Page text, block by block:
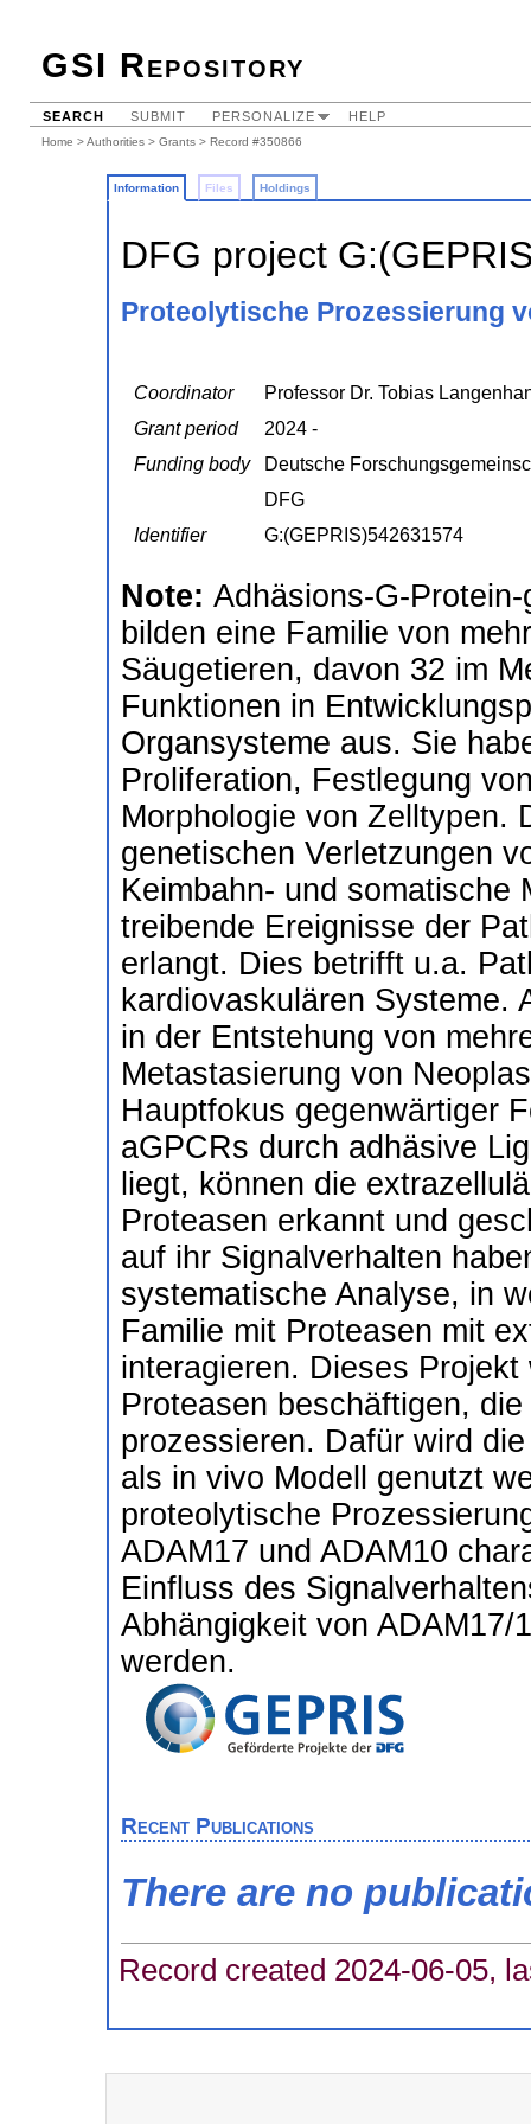
GSI Repository
SEARCH SUBMIT PERSONALIZE HELP
Home >Authorities > Grants > Record #350866
Information Files Holdings
DFG project
Proteolytische Prozessierung
Coordinator
Professor Dr. Tobias
Grant period
2024 -
Funding body
Deutsche
DFG
Identifier
G:(GEPRIS)542631574
Note: Adhäsions-G-
bilden eine Familie von
Säugetieren, davon 32 im
Funktionen in
Organsysteme aus. Sie
Proliferation, Festlegung
Morphologie von Zelltypen.
genetischen Verletzungen
Keimbahn- und somatische
treibende Ereignisse der
erlangt. Dies betrifft u.a.
kardiovaskulären Systeme.
in der Entstehung von
Metastasierung von
Hauptfokus gegenwärtiger
aGPCRs durch adhäsive
liegt, können die
Proteasen erkannt und
auf ihr Signalverhalten
systematische Analyse, in
Familie mit Proteasen mit
interagieren. Dieses
Proteasen beschäftigen,
prozessieren. Dafür wird
als in vivo Modell genutzt
proteolytische
ADAM17 und ADAM10
Einfluss des
Abhängigkeit von
werden.
Recent Publications
There are no
Record created 2024-06-05,